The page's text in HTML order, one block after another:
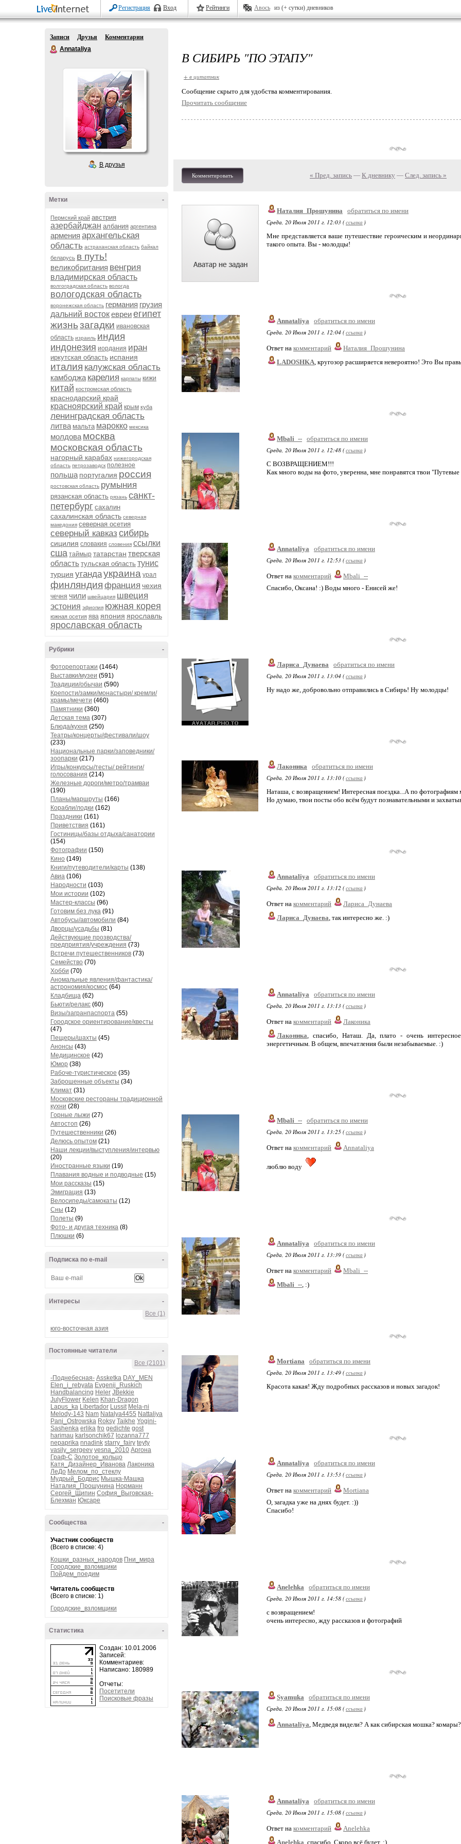
Регистрация Вход Рейтинги Авось из (+ сутки) дневников
Записи Друзья
Комментарии
Annataliya
В друзья
-
Метки
Пермский край австрия
азербайджан албания аргентина
армения архангельская
область астраханская область байкал
беларусь в путь!
великобритания венгрия
владимирская область
волгоградская область вологда
вологодская область
воронежская область германия грузия
дальний востокевреиегипет
жизньзагадки ивановская
область израиль индия
индонезия иордания иран
иркутская область испания
италия калужская область
камбоджа карелия карпаты кижи
китай костромская область
краснодарский край
красноярский край крым куба
ленинградская область
литва мальта марокко мексика
молдова москва
московская область
нагорный карабах нижегородская
область петрозаводск полезное
польша португалия россия
ростовская область румыния
рязанская область рязань санкт-
петербург сахалин
сахалинская область северная
македония северная осетия
северный кавказ сибирь
сицилия словакия словения ссылки
сша таймыр татарстан тверская
область тульская область тунис
турция угандаукраина урал
финляндия франция чехия
чечня чили швейцария швеция
эстония эфиопия южная корея
южная осетия ява япония ярославль
ярославская область
-
Рубрики
Фоторепортажи (1464)
Выставки/музеи (591)
Традиции/обычаи (590)
Крепости/замки/монастыри/ кремли/
храмы/мечети (460)
Памятники (360)
Детская тема (307)
Блюда/кухня (250)
Театры/концерты/фестивали/шоу
(233)
Национальные парки/заповедники/
зоопарки (217)
Игры/конкурсы/тесты/ рейтинги/
голосования (214)
Железные дороги/метро/трамваи
(190)
Планы/маршруты (166)
Корабли/лодки (162)
Праздники (161)
Приветствия (161)
Гостиницы/базы отдыха/санатории
(154)
Фотографии (150)
Кино (149)
Книги/путеводители/карты (138)
Авиа (106)
Народности (103)
Мои истории (102)
Мастер-классы (96)
Готовим без лука (91)
Автобусы/автомобили (84)
Дворцы/усадьбы (81)
Действующие прозводства/
предприятия/учреждения (73)
Встречи путешественников (73)
Семейство (70)
Хобби (70)
Аномальные явления/фантастика/
астрономия/космос (64)
Кладбища (62)
Бьюти/релакс (60)
Визы/загранпаспорта (55)
Городское ориентирование/квесты
(47)
Пещеры/шахты (45)
Анонсы (43)
Медицинское (42)
Юмор (38)
Рабоче-туристическое (35)
Заброшенные объекты (34)
Климат (31)
Московские рестораны традиционной
кухни (28)
Горные лыжи (27)
Автостоп (26)
Путешественники (26)
Делюсь опытом (21)
Наши лекции/выступления/интервью
(20)
Иностранные языки (19)
Плавания водные и подводные (15)
Мои рассказы (15)
Эмиграция (13)
Велосипеды/самокаты (12)
Сны (12)
Полеты (9)
Фото- и другая техника (8)
Плюшки (6)
-
Подписка по e-mail
-
Интересы
Все (1)
юго-восточная азия
-
Постоянные читатели
Все (2101)
-Поднебесная- Assketka DAY_MEN
Elen_i_rebyata Evgenij_Ruskich
Handbalancing Heler JBekkie
JulyFlower Kelen Khan-Dragon
Lapus_ka Libertador Lussit Mela-ni
Melody-143 Nam Natalya4455 Nattaliya
Pani_Ostrowska Roksy Taikhe Yogini-
Sashenka erlika fro gedichte gost
harimau karlsonchik67 lozanna777
nepaprika nnadink starry_fairy teyty
vasily_sergeev vesna_2010 Аргона
Граф-С Золотое_кольцо
Катя_Дизайнер_Иванова Лаконика
ЛеДо Мелом_по_стеклу
Мудрый_Бодрис Мышка-Машка
Наталия_Прошунина Норманн
Сергей_Щипин София_Выговская-
Блехман Юксаре
-
Сообщества
Участник сообществ
(Всего в списке: 4)
Кошки_разных_народов Пни_мира
Городские_взломщики
Пойдем_поедим
Читатель сообществ
(Всего в списке: 1)
Городские_взломщики
-
Статистика
Создан: 10.01.2006
Записей:
Комментариев:
Написано: 180989
Отчеты:
Посетители
Поисковые фразы
В СИБИРЬ "ПО ЭТАПУ"
+ в цитатник
Cообщение скрыто для удобства комментирования.
Прочитать сообщение
Комментировать « Пред. запись — К дневнику — След. запись »
Наталия_Прошунина
обратиться по имени
Среда, 20 Июля 2011 г. 12:03 (ссылка )
Мне представляется ваше путешествие героическим и
такого опыта. Вы - молодцы!
Annataliya
обратиться по имени
Среда, 20 Июля 2011 г. 12:04 (ссылка )
Ответ на комментарий
Наталия_Прошунина
LADOSHKA, кругозор расширяется невероятно! Это Вы
Mbali_-- обратиться по имени
Среда, 20 Июля 2011 г. 12:48 (ссылка )
С ВОЗВРАЩЕНИЕМ!!!
Как много воды на фото, уверенна, мне понравятся твои
Annataliya
обратиться по имени
Среда, 20 Июля 2011 г. 12:53 (ссылка )
Ответ на комментарий
Mbali_--
Спасибо, Оксана! :) Воды много - Енисей же!
Лариса_Дунаева
обратиться по имени
Среда, 20 Июля 2011 г. 13:04 (ссылка )
Ну надо же, добровольно отправились в Сибирь! Ну молодцы!
Лаконика
обратиться по имени
Среда, 20 Июля 2011 г. 13:10 (ссылка )
Наташа, с возвращением! Интересная поездка...А по фотографиям
Но думаю, твои посты обо всём будут познавательными и
Annataliya
обратиться по имени
Среда, 20 Июля 2011 г. 13:12 (ссылка )
Ответ на комментарий
Лариса_Дунаева
Лариса_Дунаева, так интересно же. :)
Annataliya
обратиться по имени
Среда, 20 Июля 2011 г. 13:13 (ссылка )
Ответ на комментарий
Лаконика
Лаконика, спасибо, Наташ. Да, плато - очень
энергетичным. В общем, впечатления были незабываемые. :)
Mbali_-- обратиться по имени
Среда, 20 Июля 2011 г. 13:25 (ссылка )
Ответ на комментарий Annataliya
люблю воду
Annataliya
обратиться по имени
Среда, 20 Июля 2011 г. 13:39 (ссылка )
Ответ на комментарий
Mbali_--
Mbali_--, :)
Mortiana
обратиться по имени
Среда, 20 Июля 2011 г. 13:49 (ссылка )
Красота какая! Жду подробных рассказов и новых загадок!
Annataliya
обратиться по имени
Среда, 20 Июля 2011 г. 13:53 (ссылка )
Ответ на комментарий
Mortiana
О, загадка уже на днях будет. :))
Спасибо!
Anelehka
обратиться по имени
Среда, 20 Июля 2011 г. 14:58 (ссылка )
с возвращением!
очень интересно, жду рассказов и фотографий
Syamuka
обратиться по имени
Среда, 20 Июля 2011 г. 15:08 (ссылка )
Annataliya, Медведя видели? А как сибирская мошка?
Annataliya
обратиться по имени
Среда, 20 Июля 2011 г. 15:08 (ссылка )
Ответ на комментарий
Anelehka
Anelehka , спасибо. Скоро всё будет. :)